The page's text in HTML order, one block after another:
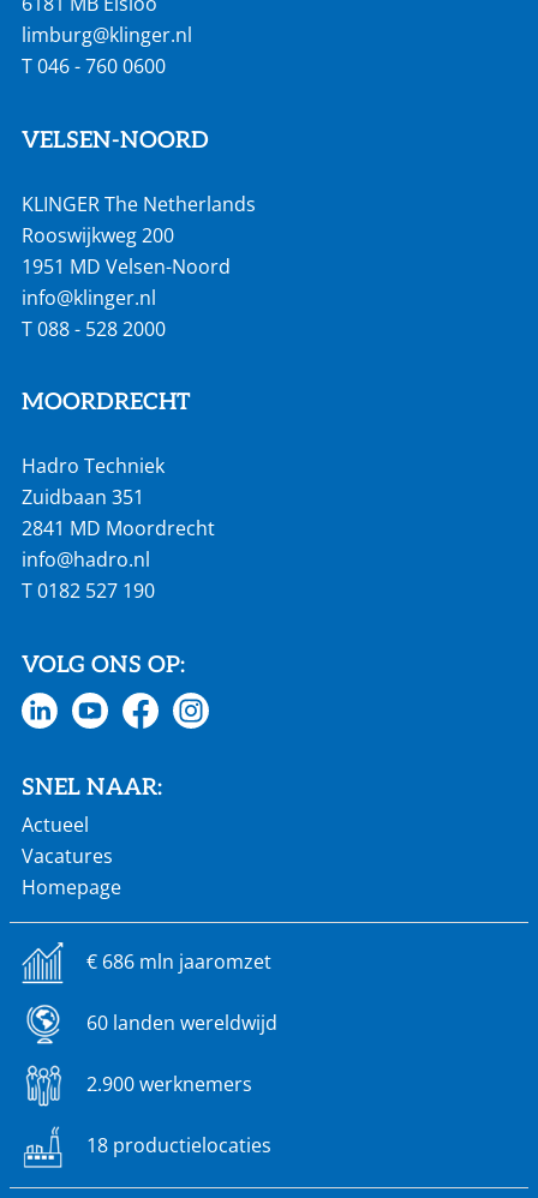
limburg@klinger.nl
T046 - 760 0600
VELSEN-NOORD
KLINGER The Netherlands
Rooswijkweg 200
1951 MD Velsen-Noord
info@klinger.nl
T088 - 528 2000
MOORDRECHT
Hadro Techniek
Zuidbaan 351
2841 MD Moordrecht
info@hadro.nl
T0182 527 190
VOLG ONS OP:
SNEL NAAR:
Actueel
Vacatures
Homepage
€ 686 mln jaaromzet
60 landen wereldwijd
2.900 werknemers
18 productielocaties